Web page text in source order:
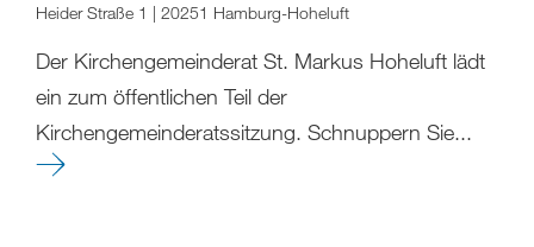
Heider Straße 1 | 20251 Hamburg-Hoheluft
Der Kirchengemeinderat St. Markus Hoheluft lädt
ein zum öffentlichen Teil der
Kirchengemeinderatssitzung. Schnuppern Sie...